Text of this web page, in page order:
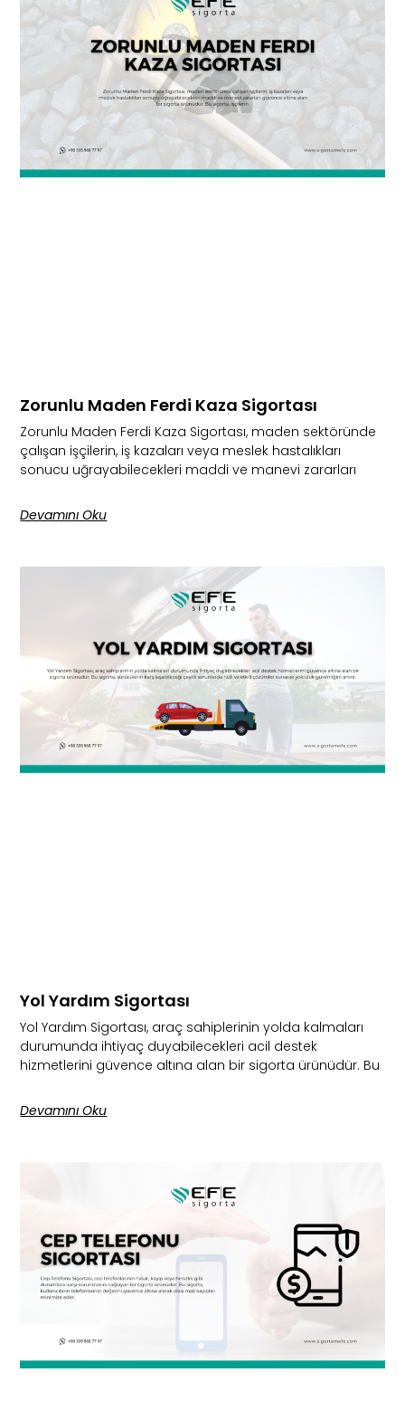
Zorunlu Maden Ferdi Kaza Sigortası
Zorunlu Maden Ferdi Kaza Sigortası, maden sektöründe
çalışan işçilerin, iş kazaları veya meslek hastalıkları
sonucu uğrayabilecekleri maddi ve manevi zararları
Devamını Oku
Yol Yardım Sigortası
Yol Yardım Sigortası, araç sahiplerinin yolda kalmaları
durumunda ihtiyaç duyabilecekleri acil destek
hizmetlerini güvence altına alan bir sigorta ürünüdür. Bu
Devamını Oku